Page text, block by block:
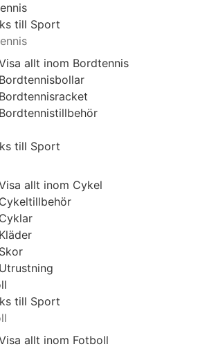
till Sport
allt inom Bordtennis
Bordtennisbollar
Bordtennisracket
Bordtennistillbehör
till Sport
allt inom Cykel
Cykeltillbehör
Cyklar
Kläder
Skor
Utrustning
till Sport
allt inom Fotboll